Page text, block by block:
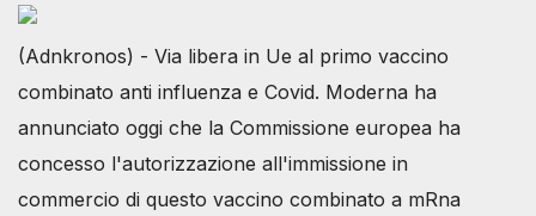
(Adnkronos) - Via libera in Ue al primo vaccino
combinato anti influenza e Covid. Moderna ha
annunciato oggi che la Commissione europea ha
concesso l'autorizzazione all'immissione in
commercio di questo vaccino combinato a mRna